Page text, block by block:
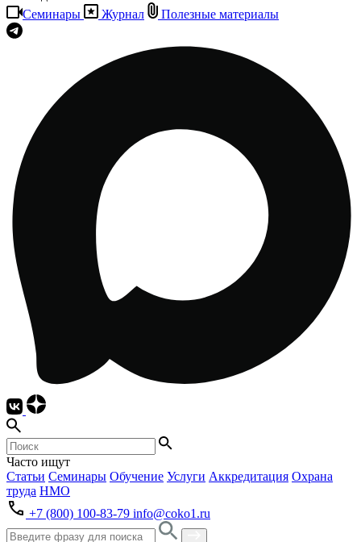
Семинары
Журнал Полезные материалы
Часто ищут
Статьи Семинары Обучение Услуги Аккредитация Охрана
труда НМО
+7 (800) 100-83-79 info@coko1.ru